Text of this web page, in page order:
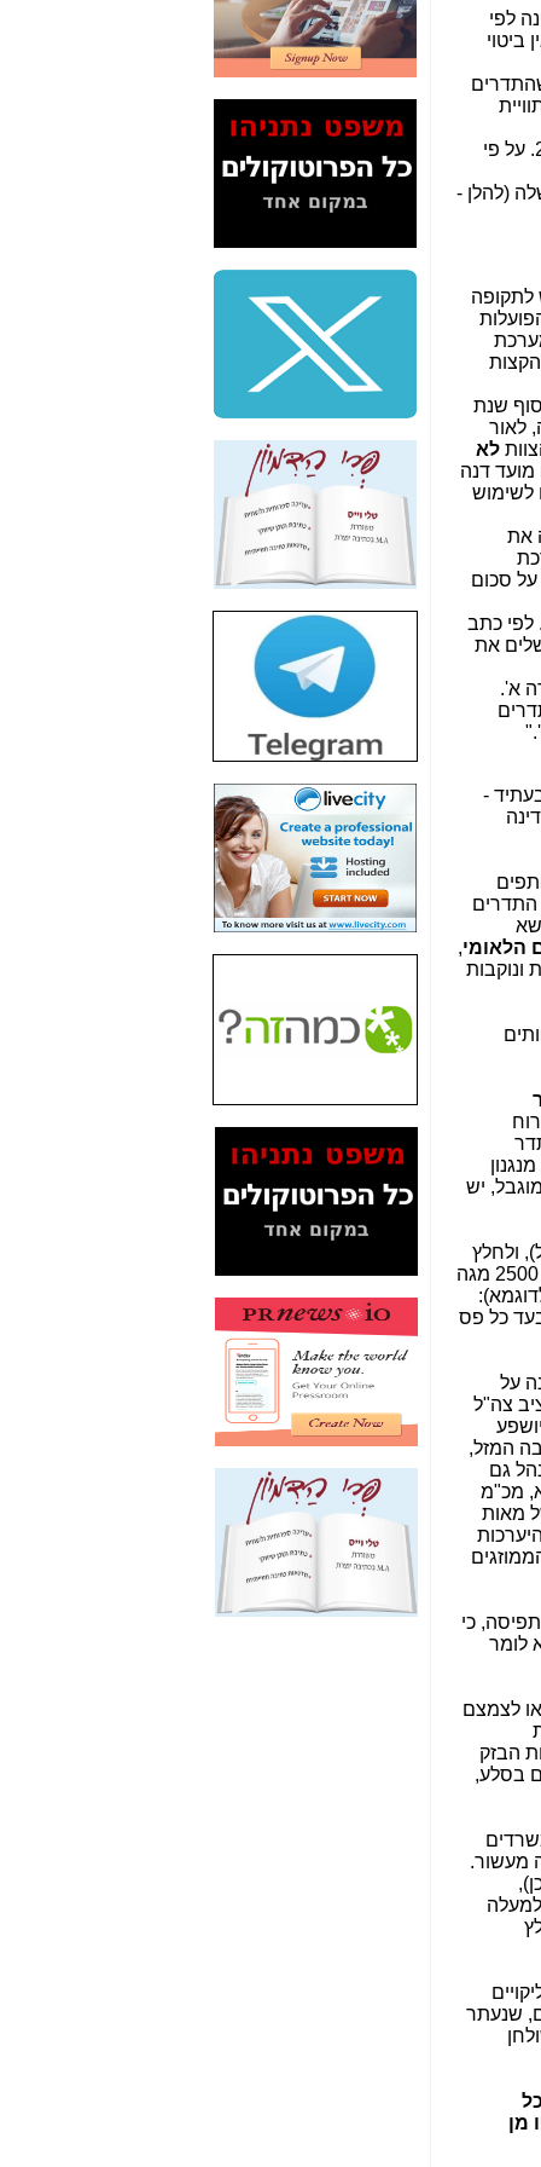
לפי
את ההחלטה שקיבלה הממשלה בשנת 2004. על פי
(להלן -
2002 לשימוש לתקופה
מערכת
סוף שנת
לאור
לא
באותו מועד דנה
לשימוש
זה את
סכום
לפי כתב
תשלים את
א'.
תדרים
-
התדרים
הלאומי,
ונוקבות
יש
ולחלץ
מידיו נכסים עלומים של תדרים (כך לדוגמא, "מוצע להטיל על משרד הביטחון לפנות את פסי התדרים בתחום ה- 2500 מגה
הביטחון בשנת 2016 בסכום של 80 מיליון ₪ בעד כל פס
על
צה"ל
המזל,
גם
מכ"מ
מאות
וההיערכות
כי
לומר
לצמצם
הבזק
בסלע,
מעשור.
שנעתר
מן
2" על תעלולי השר
משה כחלון -כאן
המשך חשיפת הבלוף
ששמו "מהפיכת
הסלולר" ואיך מסרסים
כאן
סיכום ביקור בסיליקון
משקיעות ומפתחות
באותם תחומים -כאן
שלמה פילבר (עד
לאחרונה מנכ"ל משרד
התקשורת) - עד
מדינה? הצחקתם
"יש אפליה בחקירה"?
חשיפה: למה השר
משה כחלון לא נחקר
עד היום? -
כאן
חשיפת חשד לשחיתות
הדומה לזו של "תיק
הסלולר -כאן
חשיפת מה שלא
רוצים שתדעו בעניין
פריסת אנלימיטד
(בניחוח בלתי נסבל) -
כאן
חשיפה: איוב קרא
אישר לקבוצת סלקום
בדיוק מה שביבי אישר
כאן
האם השר איוב קרא
היה צריך בכלל לחתום
על האישור, שנתן
האם ביבי וקרא קבלו
בכלל תמורה עבור
ההטבות הרגולטוריות
המסמכים בנושא בזק-
Yes (תיק 4000)
מוכיחים "תפירת תיק"
לאיש הלא נכון! -כאן
עובדות ומסמכים
האם ביבי כשר
תקשורת עזר לקב'
בזק? -כאן
מה מקור ה-Fake
News שהביא לתפירת
תיק לביבי והעלמת
החשודים הנכונים -כאן
אחת הרגליים של "תיק
4000 התפור"
התמוטטה היום
בניצחון (כפול) של בזק
-
כאן
איך כתבות מפנקות